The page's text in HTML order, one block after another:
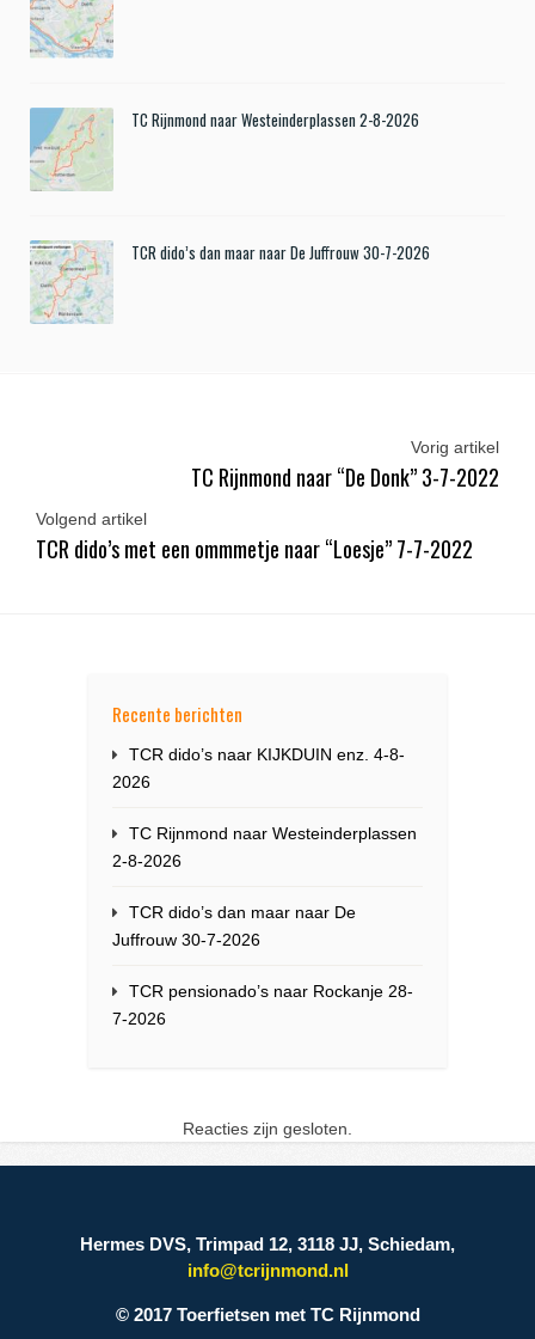
TC Rijnmond naar Westeinderplassen 2-8-2026
TCR dido’s dan maar naar De Juffrouw 30-7-2026
Vorig artikel
TC Rijnmond naar “De Donk” 3-7-2022
Volgend artikel
TCR dido’s met een ommmetje naar “Loesje” 7-7-2022
Recente berichten
TCR dido’s naar KIJKDUIN enz. 4-8-
2026
TC Rijnmond naar Westeinderplassen
2-8-2026
TCR dido’s dan maar naar De
Juffrouw 30-7-2026
TCR pensionado’s naar Rockanje 28-
7-2026
Reacties zijn gesloten.
Hermes DVS, Trimpad 12, 3118 JJ, Schiedam,
info@tcrijnmond.nl
© 2017 Toerfietsen met TC Rijnmond